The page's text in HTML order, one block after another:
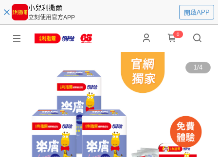
小兒利撒爾
立刻使用官方APP
開啟APP
0
1/4